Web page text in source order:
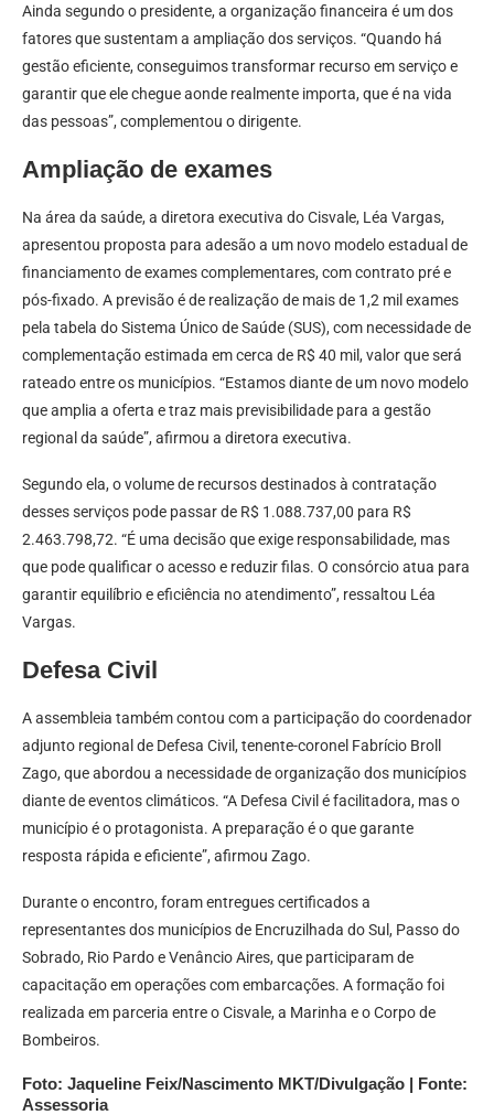
Ainda segundo o presidente, a organização financeira é um dos
fatores que sustentam a ampliação dos serviços. “Quando há
gestão eficiente, conseguimos transformar recurso em serviço e
garantir que ele chegue aonde realmente importa, que é na vida
das pessoas”, complementou o dirigente.
Ampliação de exames
Na área da saúde, a diretora executiva do Cisvale, Léa Vargas,
apresentou proposta para adesão a um novo modelo estadual de
financiamento de exames complementares, com contrato pré e
pós-fixado. A previsão é de realização de mais de 1,2 mil exames
pela tabela do Sistema Único de Saúde (SUS), com necessidade de
complementação estimada em cerca de R$ 40 mil, valor que será
rateado entre os municípios. “Estamos diante de um novo modelo
que amplia a oferta e traz mais previsibilidade para a gestão
regional da saúde”, afirmou a diretora executiva.
Segundo ela, o volume de recursos destinados à contratação
desses serviços pode passar de R$ 1.088.737,00 para R$
2.463.798,72. “É uma decisão que exige responsabilidade, mas
que pode qualificar o acesso e reduzir filas. O consórcio atua para
garantir equilíbrio e eficiência no atendimento”, ressaltou Léa
Vargas.
Defesa Civil
A assembleia também contou com a participação do coordenador
adjunto regional de Defesa Civil, tenente-coronel Fabrício Broll
Zago, que abordou a necessidade de organização dos municípios
diante de eventos climáticos. “A Defesa Civil é facilitadora, mas o
município é o protagonista. A preparação é o que garante
resposta rápida e eficiente”, afirmou Zago.
Durante o encontro, foram entregues certificados a
representantes dos municípios de Encruzilhada do Sul, Passo do
Sobrado, Rio Pardo e Venâncio Aires, que participaram de
capacitação em operações com embarcações. A formação foi
realizada em parceria entre o Cisvale, a Marinha e o Corpo de
Bombeiros.
Foto: Jaqueline Feix/Nascimento MKT/Divulgação | Fonte:
Assessoria